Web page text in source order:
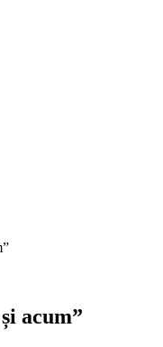
acum”